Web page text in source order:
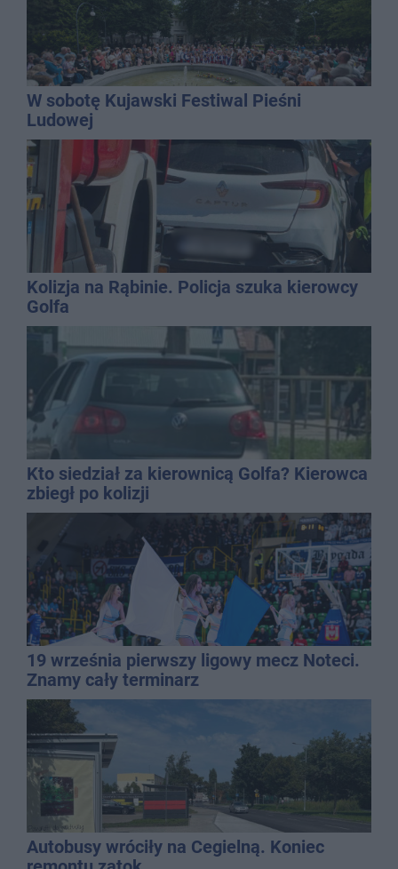
W sobotę Kujawski Festiwal Pieśni
Ludowej
Kolizja na Rąbinie. Policja szuka kierowcy
Golfa
Kto siedział za kierownicą Golfa? Kierowca
zbiegł po kolizji
19 września pierwszy ligowy mecz Noteci.
Znamy cały terminarz
Autobusy wróciły na Cegielną. Koniec